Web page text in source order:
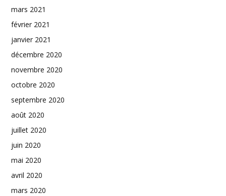
mars 2021
février 2021
janvier 2021
décembre 2020
novembre 2020
octobre 2020
septembre 2020
août 2020
juillet 2020
juin 2020
mai 2020
avril 2020
mars 2020